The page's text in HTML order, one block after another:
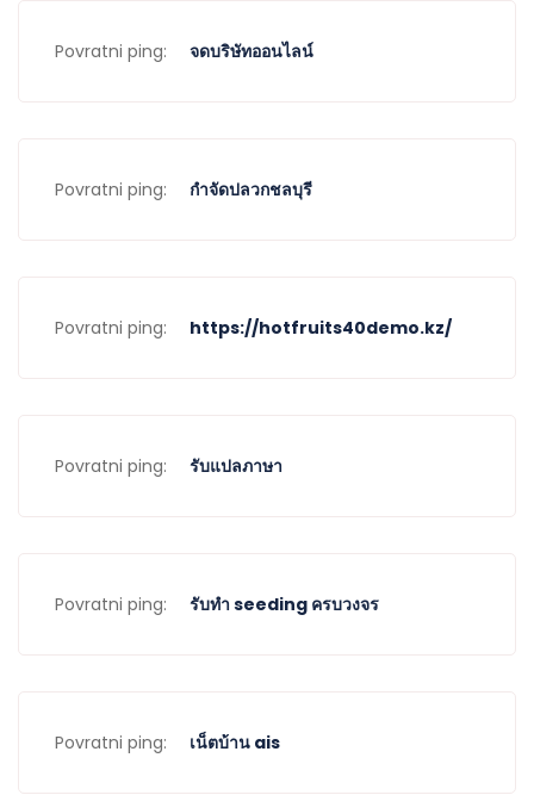
Povratni ping: จดบริษัทออนไลน์
Povratni ping: กำจัดปลวกชลบุรี
Povratni ping: https://hotfruits40demo.kz/
Povratni ping: รับแปลภาษา
Povratni ping: รับทำ seeding ครบวงจร
Povratni ping: เน็ตบ้าน ais